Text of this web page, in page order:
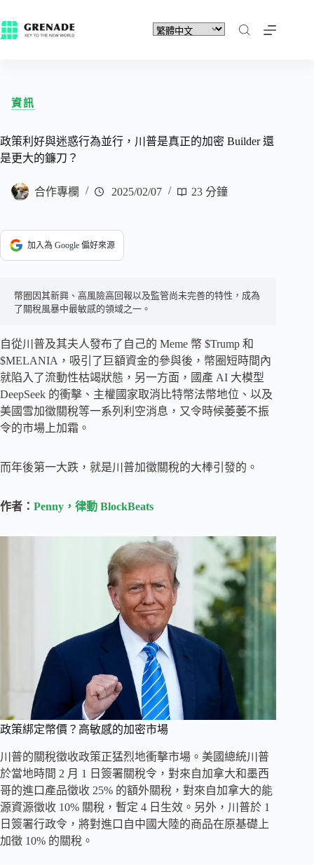
資訊
政策利好與迷惑行為並行，川普是真正的加密 Builder 還
是更大的鐮刀？
合作專欄 2025/02/07 23 分鐘
加入為 Google 偏好來源
幣圈因其新興、高風險高回報以及監管尚未完善的特性，成為
了關稅風暴中最敏感的領域之一。
自從川普及其夫人發布了自己的 Meme 幣 $Trump 和
$MELANIA，吸引了巨額資金的參與後，幣圈短時間內
就陷入了流動性枯竭狀態，另一方面，國產 AI 大模型
DeepSeek 的衝擊、主權國家取消比特幣法幣地位、以及
美國雪加徵關稅等一系列利空消息，又令時候萎萎不振
令的市場上加霜。
而年後第一大跌，就是川普加徵關稅的大棒引發的。
作者： Penny，律動 BlockBeats
政策綁定幣價？高敏感的加密市場
川普的關稅徵收政策正猛烈地衝擊市場。美國總統川普
於當地時間 2 月 1 日簽署關稅令，對來自加拿大和墨西
哥的進口產品徵收 25% 的額外關稅，對來自加拿大的能
源資源徵收 10% 關稅，暫定 4 日生效。另外，川普於 1
日簽署行政令，將對進口自中國大陸的商品在原基礎上
加徵 10% 的關稅。